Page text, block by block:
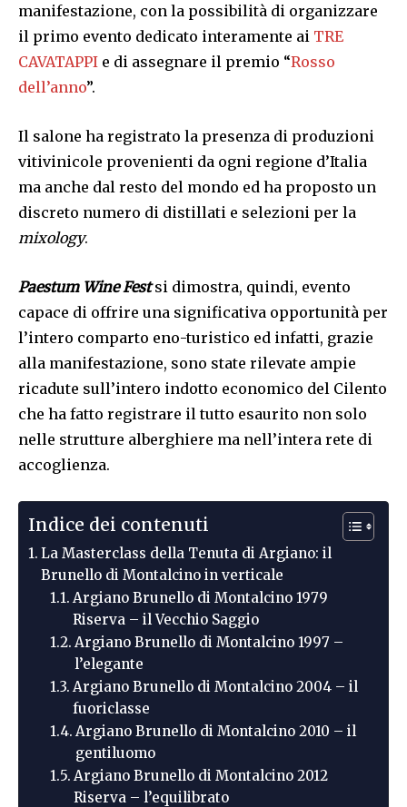
manifestazione, con la possibilità di organizzare
il primo evento dedicato interamente ai TRE
CAVATAPPI e di assegnare il premio “Rosso
dell’anno”.
Il salone ha registrato la presenza di produzioni
vitivinicole provenienti da ogni regione d’Italia
ma anche dal resto del mondo ed ha proposto un
discreto numero di distillati e selezioni per la
mixology.
Paestum Wine Festsi dimostra, quindi, evento
capace di offrire una significativa opportunità per
l’intero comparto eno-turistico ed infatti, grazie
alla manifestazione, sono state rilevate ampie
ricadute sull’intero indotto economico del Cilento
che ha fatto registrare il tutto esaurito non solo
nelle strutture alberghiere ma nell’intera rete di
accoglienza.
Indice dei contenuti
La Masterclass della Tenuta di Argiano: il
Brunello di Montalcino in verticale
Argiano Brunello di Montalcino 1979
Riserva – il Vecchio Saggio
Argiano Brunello di Montalcino 1997 –
l’elegante
Argiano Brunello di Montalcino 2004 – il
fuoriclasse
Argiano Brunello di Montalcino 2010 – il
gentiluomo
Argiano Brunello di Montalcino 2012
Riserva – l’equilibrato